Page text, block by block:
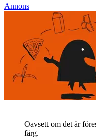
Annons
Oavsett om det är
färg.